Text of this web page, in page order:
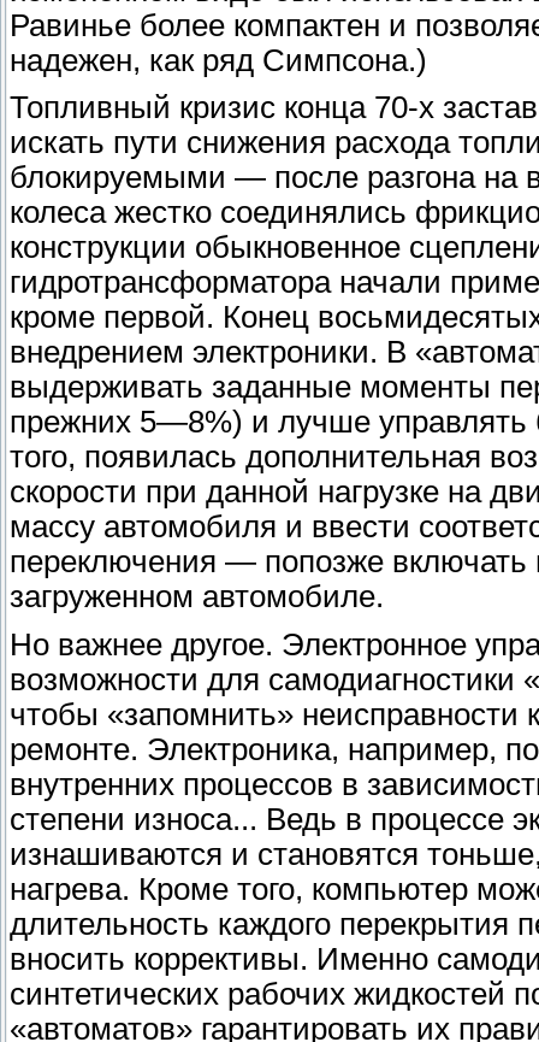
Равинье более компактен и
надежен, как ряд Симпсона.)
Топливный кризис конца 70-х
искать пути снижения расхода
блокируемыми — после разгона на
колеса жестко соединялись
конструкции обыкновенное
гидротрансформатора начали
кроме первой. Конец
внедрением электроники. В
выдерживать заданные моменты
прежних 5—8%) и лучше управлять
того, появилась дополнительная
скорости при данной нагрузке на
массу автомобиля и ввести
переключения — попозже
загруженном автомобиле.
Но важнее другое. Электронное
возможности для самодиагностики
чтобы «запомнить» неисправности
ремонте. Электроника, например,
внутренних процессов в
степени износа... Ведь в процессе
изнашиваются и становятся
нагрева. Кроме того, компьютер
длительность каждого перекрытия
вносить коррективы. Именно
синтетических рабочих жидкостей
«автоматов» гарантировать их